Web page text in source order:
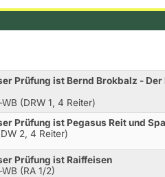
Prüfung ist Bernd Brokbalz - Der
(DRW 1, 4 Reiter)
Prüfung ist Pegasus Reit und
2, 4 Reiter)
Prüfung ist Raiffeisen
(RA 1/2)